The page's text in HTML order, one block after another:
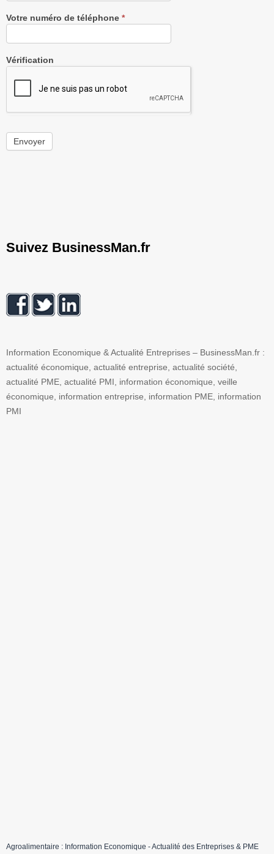
Votre numéro de téléphone *
Vérification
Envoyer
Suivez BusinessMan.fr
Information Economique & Actualité Entreprises – BusinessMan.fr :
actualité économique, actualité entreprise, actualité société,
actualité PME, actualité PMI, information économique, veille
économique, information entreprise, information PME, information
PMI
Agroalimentaire : Information Economique - Actualité des Entreprises & PME